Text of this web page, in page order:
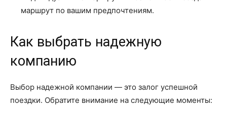
маршрут по вашим предпочтениям.
Как выбрать надежную
компанию
Выбор надежной компании — это залог успешной
поездки. Обратите внимание на следующие моменты: